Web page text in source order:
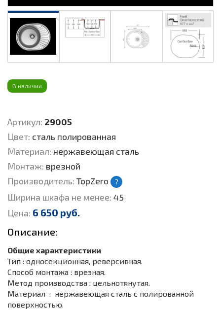
В наличии
Артикул: 29005
Цвет: сталь полированная
Материал: нержавеющая сталь
Монтаж: врезной
Производитель: TopZero ?
Ширина шкафа не менее: 45
Цена: 6 650 руб.
Описание:
Общие характеристики
Тип : односекционная, реверсивная.
Способ монтажа : врезная.
Метод производства : цельнотянутая.
Материал : нержавеющая сталь с полированной
поверхностью.